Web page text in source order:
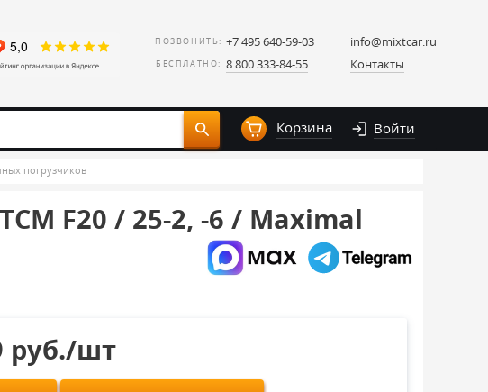
ПОЗВОНИТЬ: +7 495 640-59-03
БЕСПЛАТНО: 8 800 333-84-55
info@mixtcar.ru
Контакты
Корзина Войти
погрузчиков
F20 / 25-2, -6 / Maximal
руб./шт